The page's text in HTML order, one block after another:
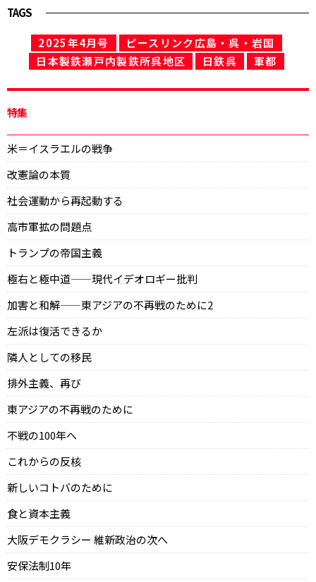
TAGS
2025年4月号
ピースリンク広島・呉・岩国
日本製鉄瀬戸内製鉄所呉地区
日鉄呉 軍都
特集
米＝イスラエルの戦争
改憲論の本質
社会運動から再起動する
高市軍拡の問題点
トランプの帝国主義
極右と極中道——現代イデオロギー批判
加害と和解——東アジアの不再戦のために2
左派は復活できるか
隣人としての移民
排外主義、再び
東アジアの不再戦のために
不戦の100年へ
これからの反核
新しいコトバのために
食と資本主義
大阪デモクラシー 維新政治の次へ
安保法制10年